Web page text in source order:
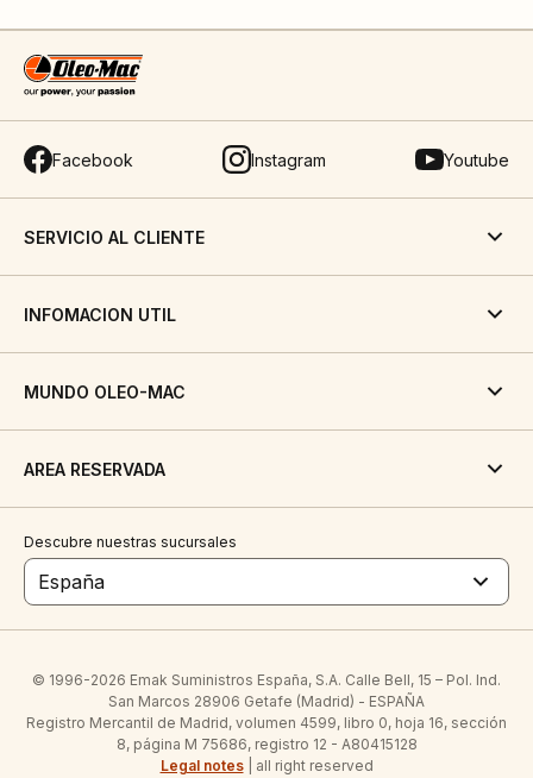
Facebook Instagram Youtube
SERVICIO AL CLIENTE
INFOMACION UTIL
MUNDO OLEO-MAC
AREA RESERVADA
Descubre nuestras sucursales
España
© 1996-2026 Emak Suministros España, S.A. Calle Bell, 15 – Pol. Ind.
San Marcos 28906 Getafe (Madrid) - ESPAÑA
Registro Mercantil de Madrid, volumen 4599, libro 0, hoja 16, sección
8, página M 75686, registro 12 - A80415128
Legal notes| all right reserved